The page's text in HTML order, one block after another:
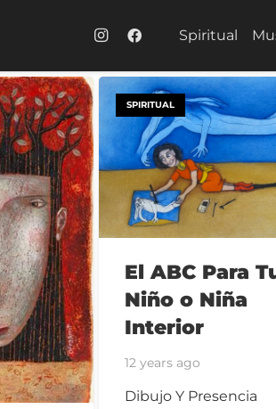
Spiritual
SPIRITUAL
El ABC Para
Niño o Niña
Interior
12 years ago
Dibujo Y Presencia